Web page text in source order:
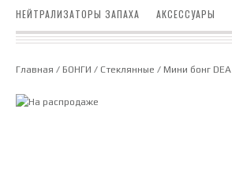
НЕЙТРАЛИЗАТОРЫ ЗАПАХА АКСЕССУАРЫ
Главная / БОНГИ / Стеклянные / Мини бонг DEA